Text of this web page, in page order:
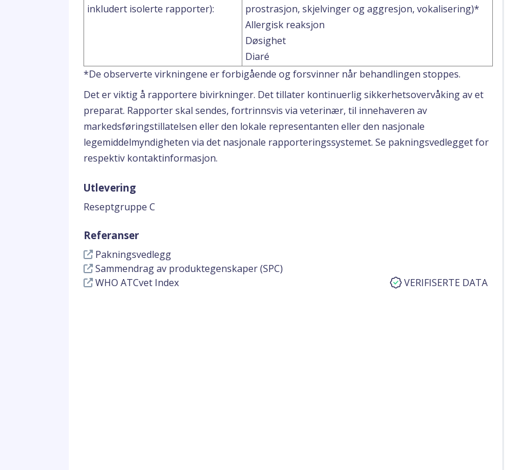
inkludert isolerte rapporter):
prostrasjon, skjelvinger og aggresjon, vokalisering)*
Allergisk reaksjon
Døsighet
Diaré
*De observerte virkningene er forbigående og forsvinner når behandlingen stoppes.
Det er viktig å rapportere bivirkninger. Det tillater kontinuerlig sikkerhetsovervåking av et
preparat. Rapporter skal sendes, fortrinnsvis via veterinær, til innehaveren av
markedsføringstillatelsen eller den lokale representanten eller den nasjonale
legemiddelmyndigheten via det nasjonale rapporteringssystemet. Se pakningsvedlegget for
respektiv kontaktinformasjon.
Utlevering
Reseptgruppe C
Referanser
Pakningsvedlegg
Sammendrag av produktegenskaper (SPC)
WHO ATCvet Index
VERIFISERTE DATA